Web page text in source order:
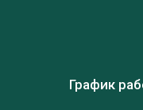
График